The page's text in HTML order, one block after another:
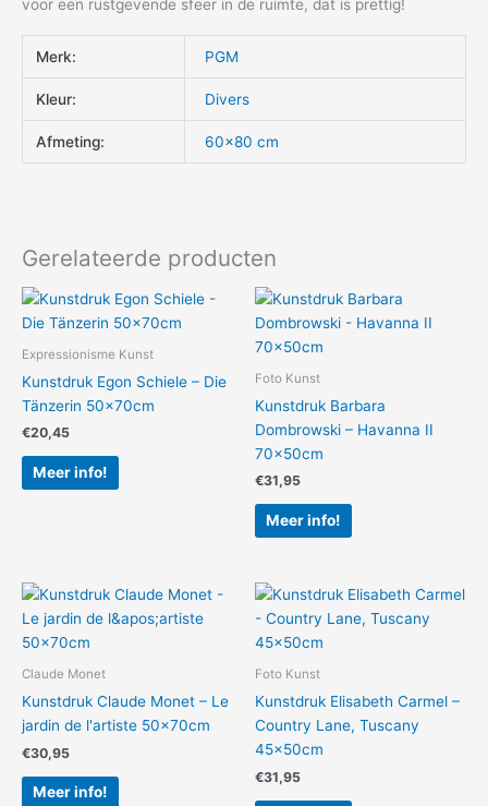
voor een rustgevende sfeer in de ruimte, dat is prettig!
Merk: PGM
Kleur: Divers
Afmeting: 60×80 cm
Gerelateerde producten
Expressionisme Kunst
Kunstdruk Egon Schiele – Die
Tänzerin 50x70cm
€20,45
Meer info!
Foto Kunst
Kunstdruk Barbara
Dombrowski – Havanna II
70x50cm
€31,95
Meer info!
Claude Monet
Kunstdruk Claude Monet – Le
jardin de l'artiste 50x70cm
€30,95
Meer info!
Foto Kunst
Kunstdruk Elisabeth Carmel –
Country Lane, Tuscany
45x50cm
€31,95